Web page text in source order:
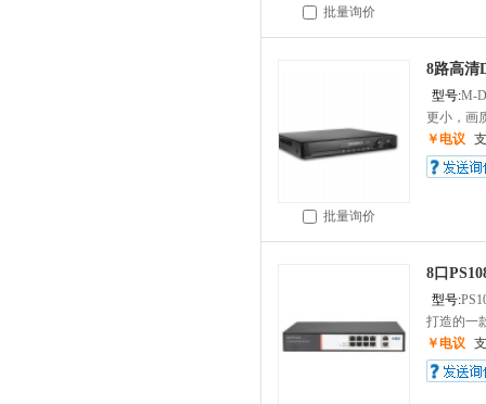
批量询价
批量询价
8路高清
型号:M-
更小，画
￥电议
8口
型号:
打造的一
￥电议